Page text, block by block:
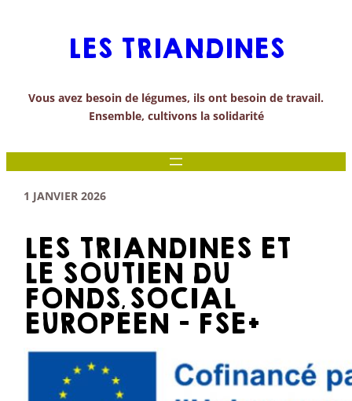
LES TRIANDINES
Vous avez besoin de légumes, ils ont besoin de travail.
Ensemble, cultivons la solidarité
1 JANVIER 2026
LES TRIANDINES ET
LE SOUTIEN DU
FONDS SOCIAL
EUROPÉEN – FSE+